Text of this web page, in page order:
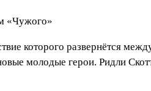
которого развернётся
молодые герои. Ридли